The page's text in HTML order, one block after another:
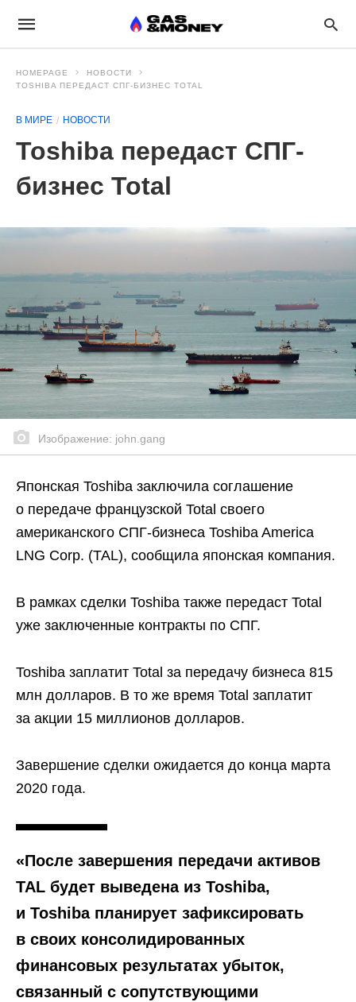
HOMEPAGE
НОВОСТИ
TOSHIBA ПЕРЕДАСТ СПГ-БИЗНЕС TOTAL
В МИРЕ НОВОСТИ
Toshiba передаст СПГ-
бизнес Total
Изображение: john.gang
Японская Toshiba заключила соглашение
о передаче французской Total своего
американского СПГ-бизнеса Toshiba America
LNG Corp. (TAL), сообщила японская компания.
В рамках сделки Toshiba также передаст Total
уже заключенные контракты по СПГ.
Toshiba заплатит Total за передачу бизнеса 815
млн долларов. В то же время Total заплатит
за акции 15 миллионов долларов.
Завершение сделки ожидается до конца марта
2020 года.
«После завершения передачи активов
TAL будет выведена из Toshiba,
и Toshiba планирует зафиксировать
в своих консолидированных
финансовых результатах убыток,
связанный с сопутствующими